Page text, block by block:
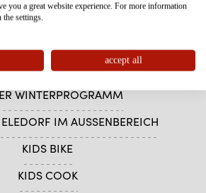
BABYPAKET
SOMMERPROGRAMM
WINTERPROGRAMM
IM AUSSENBEREICH
KIDS BIKE
KIDS COOK
you a great website experience. For more information
the settings.
accept all